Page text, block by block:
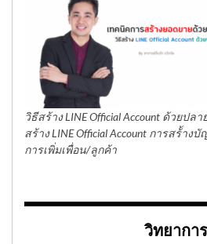
วิธีสร้าง LINE Official Account ด้วยปล
สร้าง LINE Official Account การสร้้าง
การเพิ่มเพื่อน/ลูกค้า
วิทยาการ